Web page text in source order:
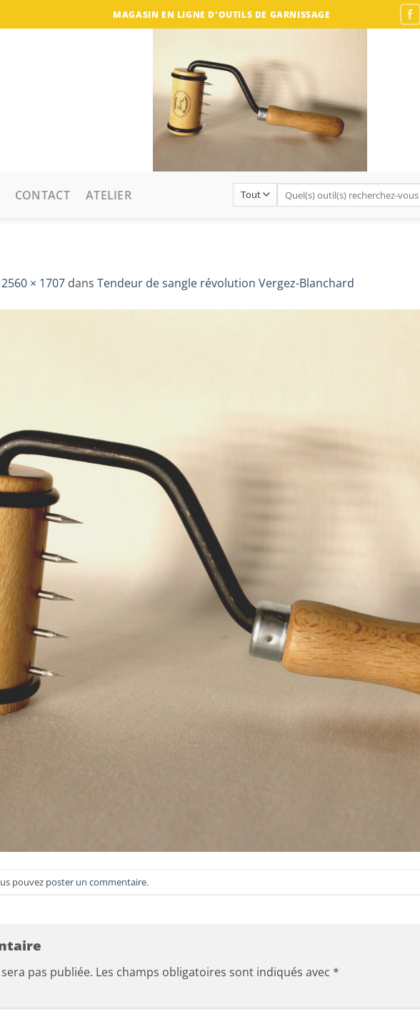
MAGASIN EN LIGNE D'OUTILS DE GARNISSAGE
CONTACT ATELIER
Recherche
pour :
2560 × 1707 dans Tendeur de sangle révolution Vergez-Blanchard
pouvez poster un commentaire.
pas publiée. Les champs obligatoires sont indiqués avec *